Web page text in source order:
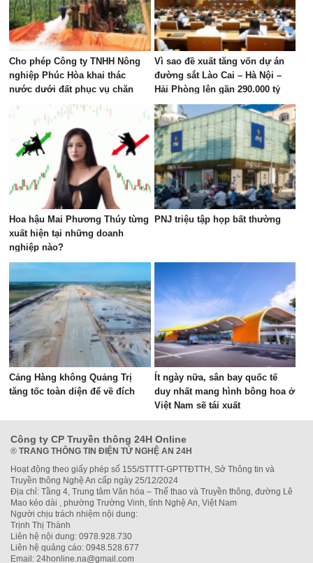
Cho phép Công ty TNHH Nông
nghiệp Phúc Hòa khai thác
nước dưới đất phục vụ chăn
nuôi tập trung tại xã Phúc Lộc
Vì sao đề xuất tăng vốn dự án
đường sắt Lào Cai – Hà Nội –
Hải Phòng lên gần 290.000 tỷ
đồng?
Hoa hậu Mai Phương Thúy từng
xuất hiện tại những doanh
nghiệp nào?
PNJ triệu tập họp bất thường
Cảng Hàng không Quảng Trị
tăng tốc toàn diện để về đích
Ít ngày nữa, sân bay quốc tế
duy nhất mang hình bông hoa ở
Việt Nam sẽ tái xuất
Công ty CP Truyền thông 24H Online
® TRANG THÔNG TIN ĐIỆN TỬ NGHỆ AN 24H
Hoạt động theo giấy phép số 155/STTTT-GPTTĐTTH, Sở Thông tin và
Truyền thông Nghệ An cấp ngày 25/12/2024
Địa chỉ: Tầng 4, Trung tâm Văn hóa – Thể thao và Truyền thông, đường Lê
Mao kéo dài , phường Trường Vinh, tỉnh Nghệ An, Việt Nam
Người chịu trách nhiệm nội dung:
Trịnh Thị Thành
Liên hệ nội dung: 0978.928.730
Liên hệ quảng cáo: 0948.528.677
Email: 24honline.na@gmail.com